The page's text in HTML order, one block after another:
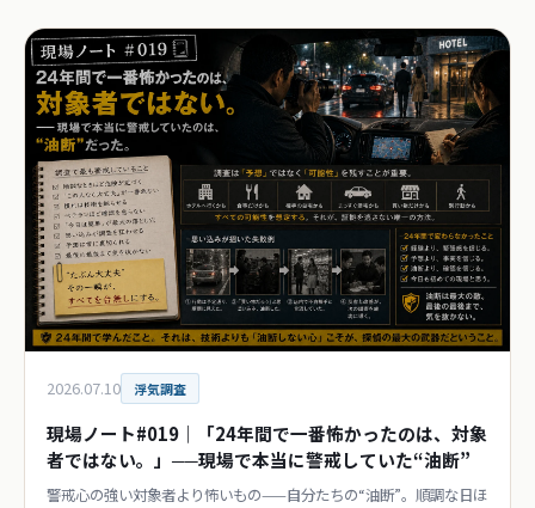
2026.07.10 浮気調査
現場ノート#019｜「24年間で一番怖かったのは、対象
者ではない。」──現場で本当に警戒していた“油断”
警戒心の強い対象者より怖いもの——自分たちの“油断”。順調な日ほ